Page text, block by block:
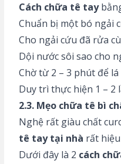
Cách chữa tê tay
Chuẩn bị một bó ngải
Cho ngải cứu đã rửa
Dội nước sôi sao cho
Chờ từ 2 – 3 phút để
Duy trì thực hiện 1 –
2.3. Mẹo chữa tê bì
Nghệ rất giàu chất
tê tay tại nhà rất
Dưới đây là 2 cách